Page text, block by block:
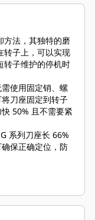
方法，其独特的磨
转子上，可以实现
转子维护的停机时
使用固定销、螺
刀座固定到转子
50% 且不需要紧
系列刀座长 66%
保正确定位，防
的钻头磨损
mm、22 mm 和
刀头，满足不同应